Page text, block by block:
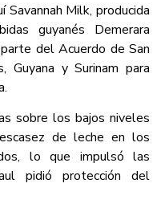
Savannah Milk, producida
guyanés Demerara
del Acuerdo de San
Guyana y Surinam para
sobre los bajos niveles
de leche en los
lo que impulsó las
pidió protección del